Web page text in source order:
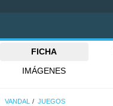
FICHA
IMÁGENES
VANDAL JUEGOS